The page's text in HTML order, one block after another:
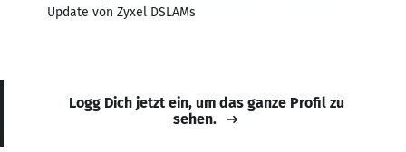
Update von Zyxel DSLAMs
Logg Dich jetzt ein, um das ganze Profil zu
sehen.